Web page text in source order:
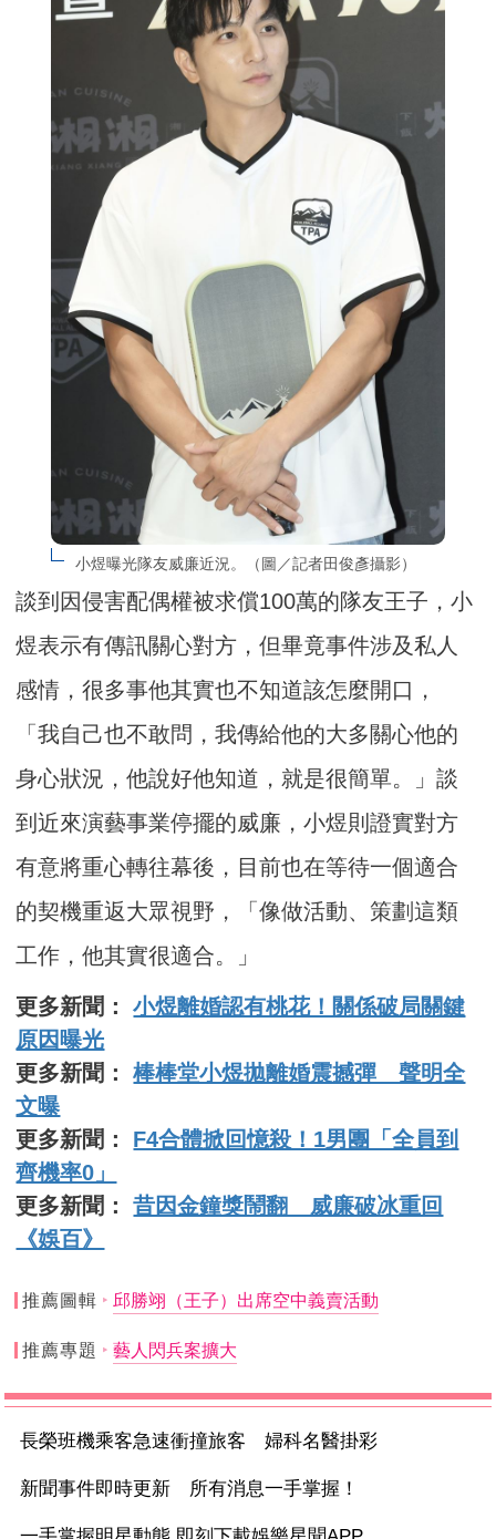
小煜曝光隊友威廉近況。（圖／記者田俊彥攝影）
談到因侵害配偶權被求償100萬的隊友王子，小
煜表示有傳訊關心對方，但畢竟事件涉及私人
感情，很多事他其實也不知道該怎麼開口，
「我自己也不敢問，我傳給他的大多關心他的
身心狀況，他說好他知道，就是很簡單。」談
到近來演藝事業停擺的威廉，小煜則證實對方
有意將重心轉往幕後，目前也在等待一個適合
的契機重返大眾視野，「像做活動、策劃這類
工作，他其實很適合。」
更多新聞：小煜離婚認有桃花！關係破局關鍵
原因曝光
更多新聞：棒棒堂小煜拋離婚震撼彈 聲明全
文曝
更多新聞： F4合體掀回憶殺！1男團「全員到
齊機率0」
更多新聞：昔因金鐘獎鬧翻 威廉破冰重回
《娛百》
推薦圖輯 邱勝翊（王子）出席空中義賣活動
推薦專題 藝人閃兵案擴大
長榮班機乘客急速衝撞旅客 婦科名醫掛彩
新聞事件即時更新 所有消息一手掌握！